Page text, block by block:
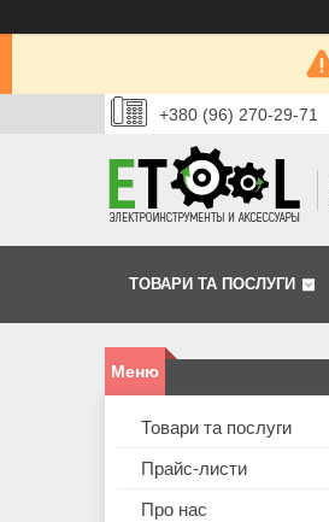
+380 (96) 270-29-71
ТОВАРИ ТА ПОСЛУГИ
Товари та послуги
Прайс-листи
Про нас